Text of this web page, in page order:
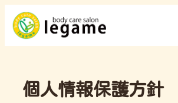
個人情報保護方針